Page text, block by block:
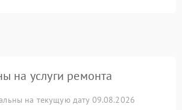
на услуги ремонта
на текущую дату 09.08.2026